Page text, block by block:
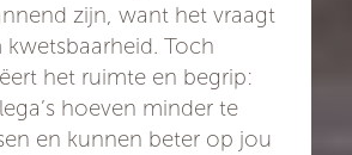
zijn, want het vraagt
kwetsbaarheid. Toch
het ruimte en begrip:
hoeven minder te
en kunnen beter op jou